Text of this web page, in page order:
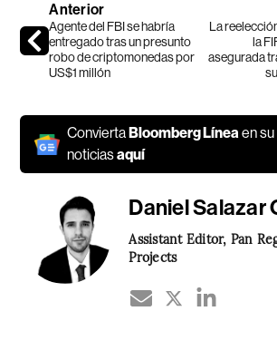
Anterior
Agente del FBI se habría
entregado tras un presunto
robo de criptomonedas por
US$1 millón
La
la
asegurada
Convierta Bloomberg Líneaen
noticiasaquí
Daniel Salazar
Assistant Editor, Pan
Projects